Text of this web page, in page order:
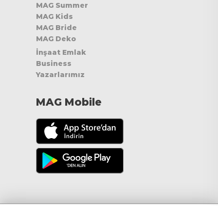
MAG Summer
MAG Kids
MAG Bride
MAG Deko
İnşaat Emlak
Business
Yazarlarımız
MAG Mobile